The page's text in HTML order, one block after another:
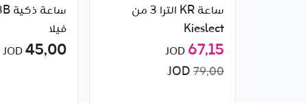
ساعة KR الترا 3 من
Kieslect
67٫15
79٫00
فيلا
45٫00JOD